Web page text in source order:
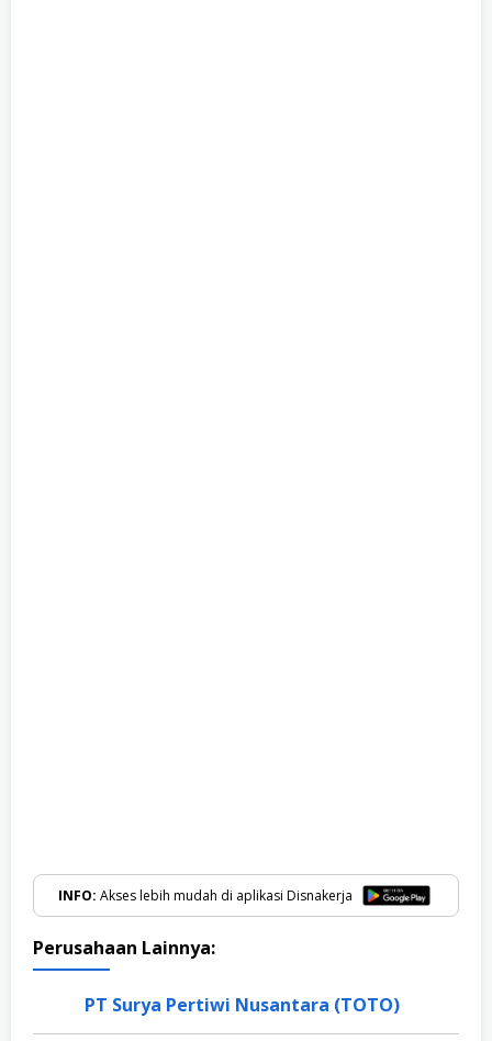
INFO: Akses lebih mudah di aplikasi Disnakerja
Perusahaan Lainnya:
PT Surya Pertiwi Nusantara (TOTO)